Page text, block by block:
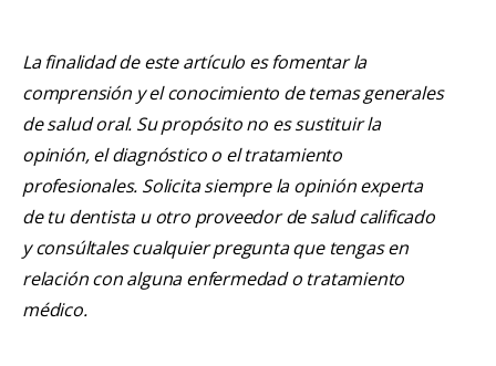
La finalidad de este artículo es fomentar la
comprensión y el conocimiento de temas generales
de salud oral. Su propósito no es sustituir la
opinión, el diagnóstico o el tratamiento
profesionales. Solicita siempre la opinión experta
de tu dentista u otro proveedor de salud calificado
y consúltales cualquier pregunta que tengas en
relación con alguna enfermedad o tratamiento
médico.